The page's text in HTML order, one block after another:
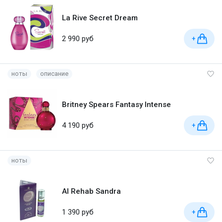
La Rive Secret Dream
2 990 руб +
ноты описание
Britney Spears Fantasy Intense
4 190 руб +
ноты
Al Rehab Sandra
1 390 руб +